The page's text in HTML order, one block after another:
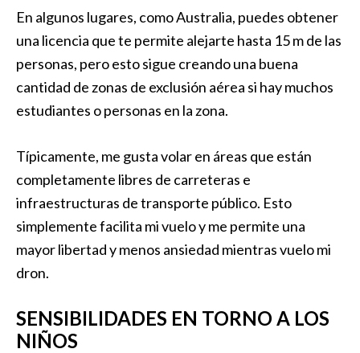
En algunos lugares, como Australia, puedes obtener
una licencia que te permite alejarte hasta 15 m de las
personas, pero esto sigue creando una buena
cantidad de zonas de exclusión aérea si hay muchos
estudiantes o personas en la zona.
Típicamente, me gusta volar en áreas que están
completamente libres de carreteras e
infraestructuras de transporte público. Esto
simplemente facilita mi vuelo y me permite una
mayor libertad y menos ansiedad mientras vuelo mi
dron.
SENSIBILIDADES EN TORNO A LOS
NIÑOS